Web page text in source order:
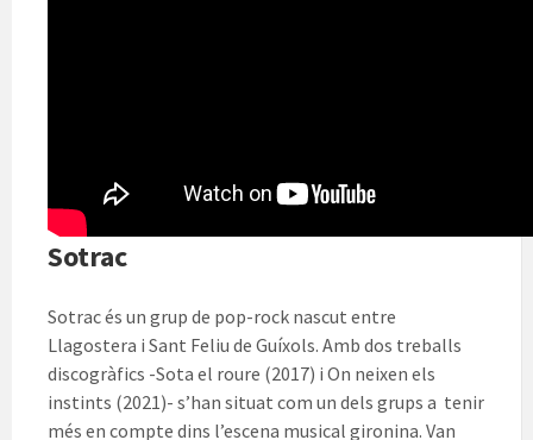
Sotrac
Sotrac és un grup de pop-rock nascut entre
Llagostera i Sant Feliu de Guíxols. Amb dos treballs
discogràfics -Sota el roure (2017) i On neixen els
instints (2021)- s’han situat com un dels grups a tenir
més en compte dins l’escena musical gironina. Van